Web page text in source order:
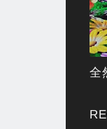
全